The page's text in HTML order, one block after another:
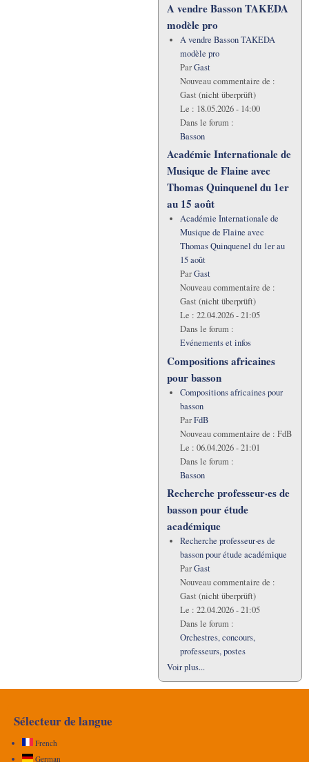
A vendre Basson TAKEDA
modèle pro
A vendre Basson TAKEDA
modèle pro
ParGast
Nouveau commentaire de :
Gast (nicht überprüft)
Le : 18.05.2026 - 14:00
Dans le forum :
Basson
Académie Internationale de
Musique de Flaine avec
Thomas Quinquenel du 1er
au 15 août
Académie Internationale de
Musique de Flaine avec
Thomas Quinquenel du 1er au
15 août
ParGast
Nouveau commentaire de :
Gast (nicht überprüft)
Le : 22.04.2026 - 21:05
Dans le forum :
Evénements et infos
Compositions africaines
pour basson
Compositions africaines pour
basson
ParFdB
Nouveau commentaire de : FdB
Le : 06.04.2026 - 21:01
Dans le forum :
Basson
Recherche professeur·es de
basson pour étude
académique
Recherche professeur·es de
basson pour étude académique
ParGast
Nouveau commentaire de :
Gast (nicht überprüft)
Le : 22.04.2026 - 21:05
Dans le forum :
Orchestres, concours,
professeurs, postes
Voir plus...
Sélecteur de langue
French
German